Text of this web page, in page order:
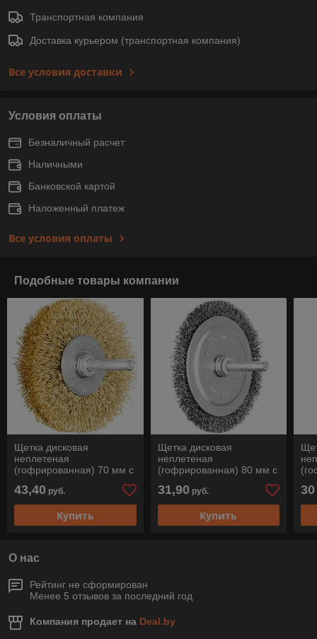
Транспортная компания
Доставка курьером (транспортная компания)
Все условия доставки
Условия оплаты
Безналичный расчет
Наличными
Банковской картой
Наложенный платеж
Все условия оплаты
Подобные товары компании
Щетка дисковая
неплетеная
(гофрированная) 70 мм с
мягкому цветному
металлу RBU 7015/6 MES
43,40 руб.
Купить
Щетка дисковая
неплетеная
(гофрированная) 80 мм с
оправкой 6 мм по стали
RBU 8004/6 ST 0,2 Pferd
31,90 руб.
Купить
30
О нас
Рейтинг не сформирован
Менее 5 отзывов за последний год
Компания продает на Deal.by